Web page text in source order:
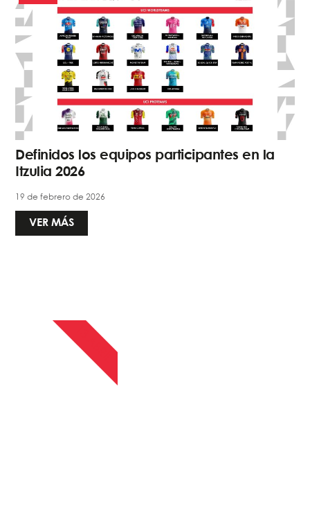
Definidos los equipos participantes en la
Itzulia 2026
19 de febrero de 2026
VER MÁS
13 ABRIL